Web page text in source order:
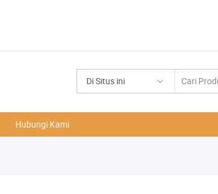
Di Situs ini
Hubungi Kami